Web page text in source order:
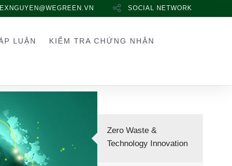
SOCIAL NETWORK
LUẬN KIỂM TRA CHỨNG NHẬN
Zero Waste &
Technology Innovation